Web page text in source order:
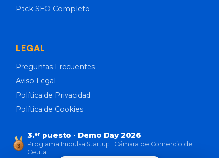
Pack SEO Completo
LEGAL
Preguntas Frecuentes
Aviso Legal
Política de Privacidad
Política de Cookies
3
3.er puesto · Demo Day 2026
Programa Impulsa Startup · Cámara de Comercio de
Ceuta